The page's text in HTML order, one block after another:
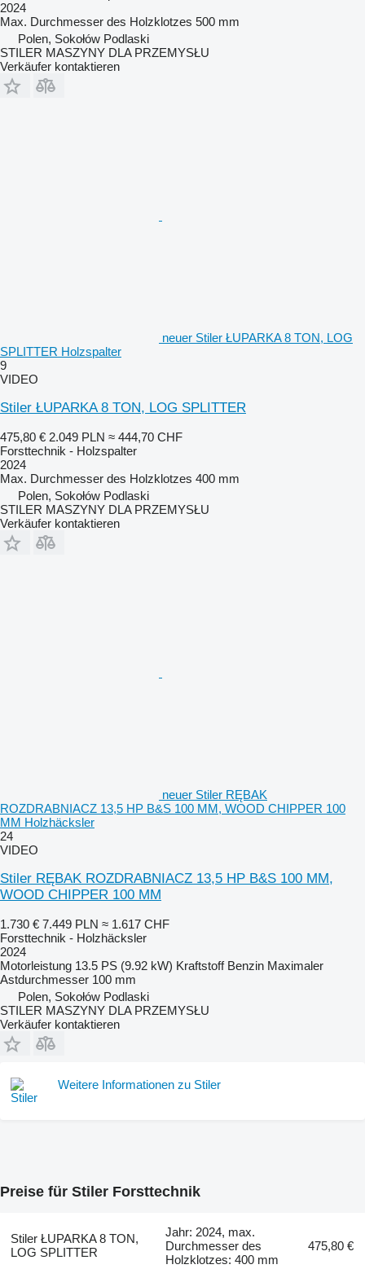
2024
Max. Durchmesser des Holzklotzes 500 mm
Polen, Sokołów Podlaski
STILER MASZYNY DLA PRZEMYSŁU
Verkäufer kontaktieren
neuer Stiler ŁUPARKA 8 TON, LOG
SPLITTER Holzspalter
9
VIDEO
Stiler ŁUPARKA 8 TON, LOG SPLITTER
475,80 € 2.049 PLN ≈ 444,70 CHF
Forsttechnik - Holzspalter
2024
Max. Durchmesser des Holzklotzes 400 mm
Polen, Sokołów Podlaski
STILER MASZYNY DLA PRZEMYSŁU
Verkäufer kontaktieren
neuer Stiler RĘBAK
ROZDRABNIACZ 13,5 HP B&S 100 MM, WOOD CHIPPER 100
MM Holzhäcksler
24
VIDEO
Stiler RĘBAK ROZDRABNIACZ 13,5 HP B&S 100 MM,
WOOD CHIPPER 100 MM
1.730 € 7.449 PLN ≈ 1.617 CHF
Forsttechnik - Holzhäcksler
2024
Motorleistung 13.5 PS (9.92 kW) Kraftstoff Benzin Maximaler
Astdurchmesser 100 mm
Polen, Sokołów Podlaski
STILER MASZYNY DLA PRZEMYSŁU
Verkäufer kontaktieren
Weitere Informationen zu Stiler
Preise für Stiler Forsttechnik
Stiler ŁUPARKA 8 TON,
LOG SPLITTER
Jahr: 2024, max.
Durchmesser des
Holzklotzes: 400 mm
475,80 €